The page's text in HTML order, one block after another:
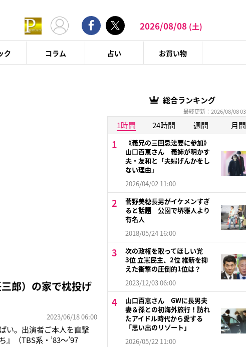
2026/08/08 (土)
ク コラム 占い お買い物
郎）の家で枕投げ
2023/06/18 06:00
い。出演者ご本人を直撃
（TBS系・’83～’97
総合ランキング
最終更新：2026/08/08
1時間 24時間 週間 月間
《義兄の三回忌法要に参加》
山口百恵さん 義姉が明かす
夫・友和と「夫婦げんかをし
ない理由」
2026/04/02 11:00
菅野美穂長男がイケメンすぎ
ると話題 公園で堺雅人より
有名人
2018/05/24 16:00
次の政権を取ってほしい党
3位 立憲民主、2位 維新を抑
えた衝撃の圧倒的1位は？
2023/12/03 06:00
山口百恵さん GWに長男夫
妻＆孫との初海外旅行！訪れ
たアイドル時代から愛する
「思い出のリゾート」
2026/05/22 11:00